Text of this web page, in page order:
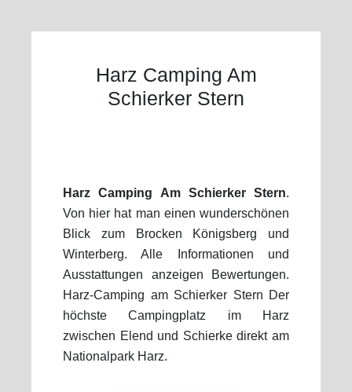
Harz Camping Am
Schierker Stern
Harz Camping Am Schierker Stern.
Von hier hat man einen wunderschönen
Blick zum Brocken Königsberg und
Winterberg. Alle Informationen und
Ausstattungen anzeigen Bewertungen.
Harz-Camping am Schierker Stern Der
höchste Campingplatz im Harz
zwischen Elend und Schierke direkt am
Nationalpark Harz.